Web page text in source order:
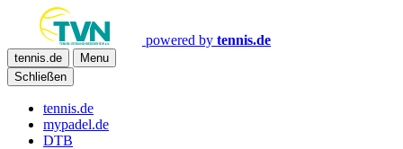
powered by tennis.de
tennis.de
Menu
Schließen
tennis.de
mypadel.de
DTB